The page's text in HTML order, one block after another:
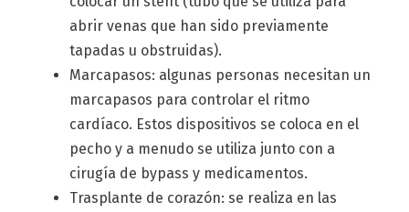
abrir venas que han sido previamente
tapadas u obstruidas).
Marcapasos: algunas personas necesitan un
marcapasos para controlar el ritmo
cardíaco. Estos dispositivos se coloca en el
pecho y a menudo se utiliza junto con a
cirugía de bypass y medicamentos.
Trasplante de corazón: se realiza en las